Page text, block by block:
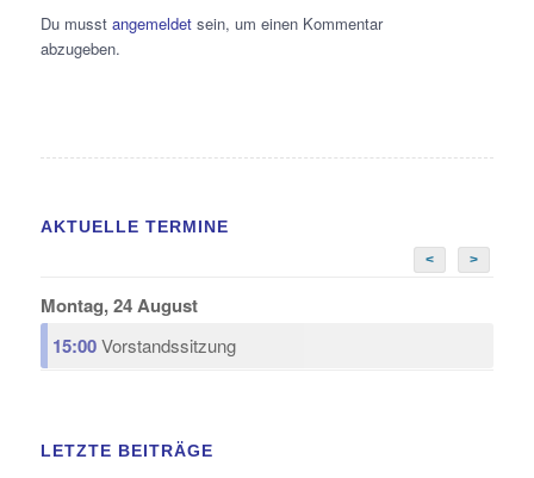
Du musst angemeldetsein, um einen Kommentar
abzugeben.
AKTUELLE TERMINE
< >
Montag, 24 August
15:00Vorstandssitzung
LETZTE BEITRÄGE